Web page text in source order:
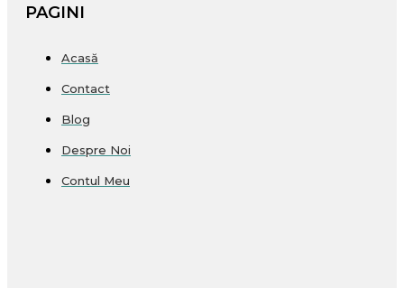
PAGINI
Acasă
Contact
Blog
Despre Noi
Contul Meu